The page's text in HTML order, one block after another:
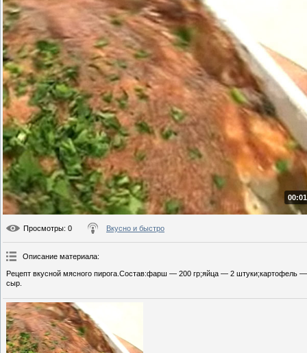
Просмотры: 0 Вкусно и быстро
Описание материала:
Рецепт вкусной мясного пирога.Состав:фарш — 200 гр;яйца — 2
сыр.